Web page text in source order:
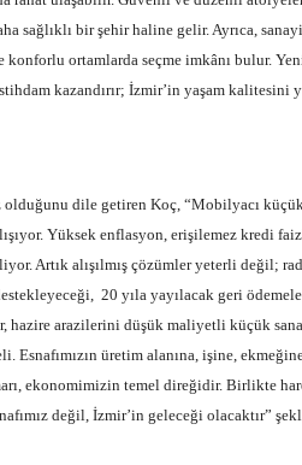
sağlıklı bir şehir haline gelir. Ayrıca, sanayi
ortamlarda seçme imkânı bulur.
kazandırır; İzmir’in yaşam kalitesini
dile getiren Koç, “Mobilyacı küçük
Yüksek enflasyon, erişilemez kredi
Artık alışılmış çözümler yeterli değil;
20 yıla yayılacak geri
hazire arazilerini düşük maliyetli küçük
Esnafımızın üretim alanına, işine,
ekonomimizin temel direğidir. Birlikte
değil, İzmir’in geleceği olacaktır”